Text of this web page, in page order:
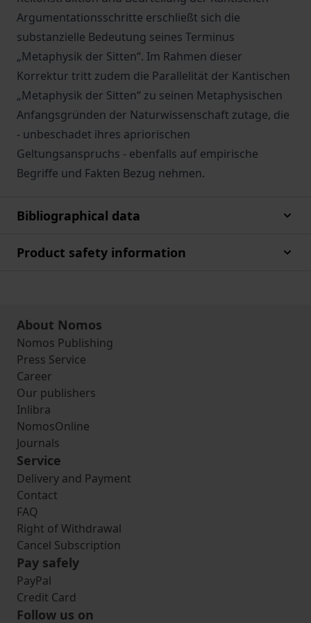
Argumentationsschritte erschließt sich die
substanzielle Bedeutung seines Terminus
„Metaphysik der Sitten“. Im Rahmen dieser
Korrektur tritt zudem die Parallelität der Kantischen
„Metaphysik der Sitten“ zu seinen Metaphysischen
Anfangsgründen der Naturwissenschaft zutage, die
- unbeschadet ihres apriorischen
Geltungsanspruchs - ebenfalls auf empirische
Begriffe und Fakten Bezug nehmen.
Bibliographical data
Product safety information
About Nomos
Nomos Publishing
Press Service
Career
Our publishers
Inlibra
NomosOnline
Journals
Service
Delivery and Payment
Contact
FAQ
Right of Withdrawal
Cancel Subscription
Pay safely
PayPal
Credit Card
Follow us on